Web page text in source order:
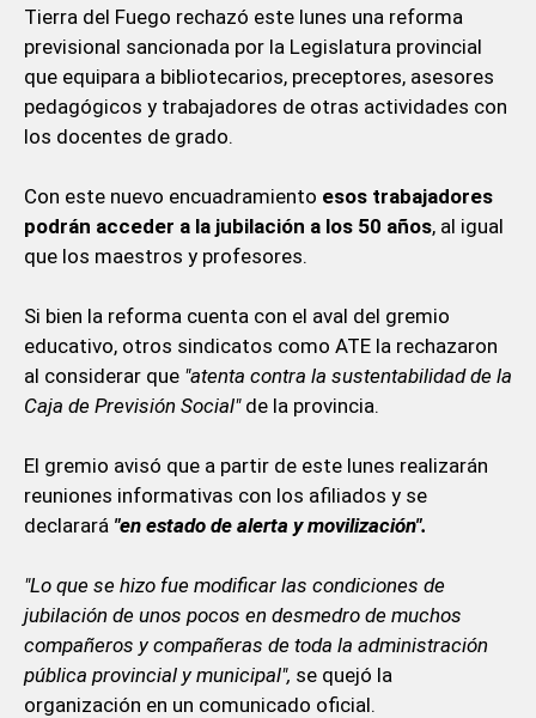
Tierra del Fuego rechazó este lunes una reforma
previsional sancionada por la Legislatura provincial
que equipara a bibliotecarios, preceptores, asesores
pedagógicos y trabajadores de otras actividades con
los docentes de grado.
Con este nuevo encuadramiento esos trabajadores
podrán acceder a la jubilación a los 50 años, al igual
que los maestros y profesores.
Si bien la reforma cuenta con el aval del gremio
educativo, otros sindicatos como ATE la rechazaron
al considerar que "atenta contra la sustentabilidad de la
Caja de Previsión Social" de la provincia.
El gremio avisó que a partir de este lunes realizarán
reuniones informativas con los afiliados y se
declarará "en estado de alerta y movilización".
"Lo que se hizo fue modificar las condiciones de
jubilación de unos pocos en desmedro de muchos
compañeros y compañeras de toda la administración
pública provincial y municipal", se quejó la
organización en un comunicado oficial.